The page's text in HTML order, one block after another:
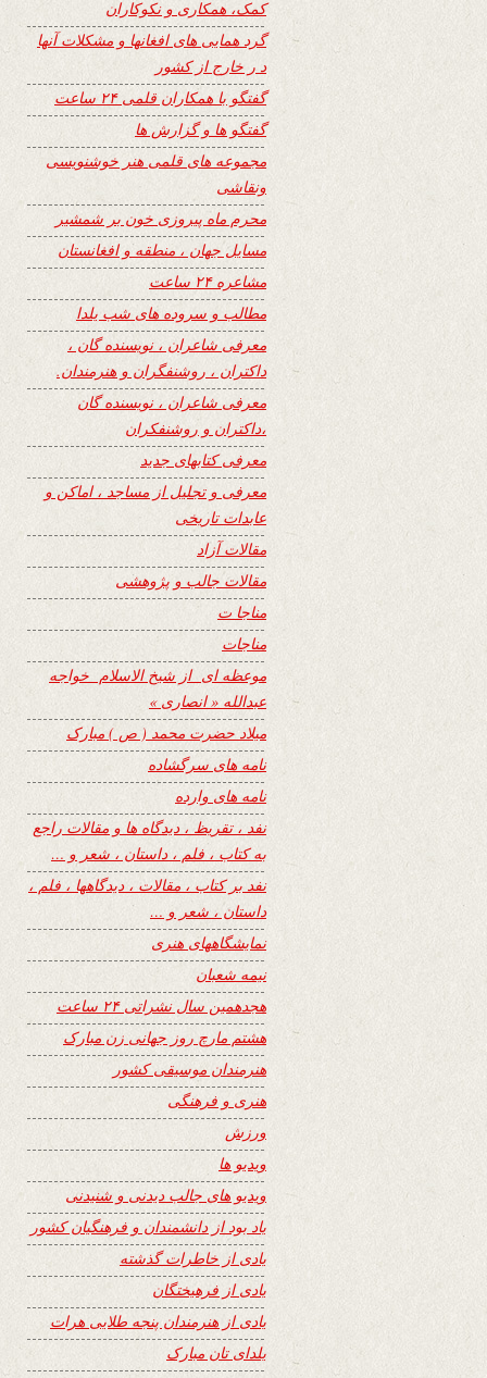
کمک، همکاری و نکوکاران
گرد همایی های افغانها و مشکلات آنها
د ر خارج از کشور
گفتگو با همکاران قلمی ۲۴ ساعت
گفتگو ها و گزارش ها
مجموعه های قلمی هنر خوشنویسی
ونقاشی
محرم ماه پیروزی خون بر شمشیر
مسایل جهان ، منطقه و افغانستان
مشاعره ۲۴ ساعت
مطالب و سروده های شب یلدا
معرفی شاعران ، نویسنده گان ،
داکتران ، روشنفگران و هنرمندان.
معرفی شاعران ، نویسنده گان
،داکتران و روشنفکران
معرفی کتابهای جدید
معرفی و تجلیل از مساجد ، اماکن و
عابدات تاریخی
مقالات آزاد
مقالات جالب و پژوهشی
مناجا ت
مناجات
موعظه ای از شیخ الاسلام خواجه
عبدالله « انصاری »
میلاد حضرت محمد ( ص ) مبارک
نامه های سرگشاده
نامه های وارده
نفد ، تقریظ ، دیدگاه ها و مقالات راجع
به کتاب ، فلم ، داستان ، شعر و …
نفد بر کتاب ، مقالات ، دیدگاهها ، فلم ،
داستان ، شعر و …
نمایشگاههای هنری
نیمه شعبان
هجدهمین سال نشراتی ۲۴ ساعت
هشتم مارچ روز جهانی زن مبارک
هنرمندان موسیقی کشور
هنری و فرهنگی
ورزش
ویدیو ها
ویدیو های جالب دیدنی و شنیدنی
یاد بود از دانشمندان و فرهنگیان کشور
یادی از خاطرات گذشته
یادی از فرهیختگان
یادی از هنرمندان پنجه طلایی هرات
یلدای تان مبارک